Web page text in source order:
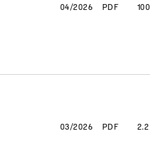
04/2026 PDF
03/2026 PDF